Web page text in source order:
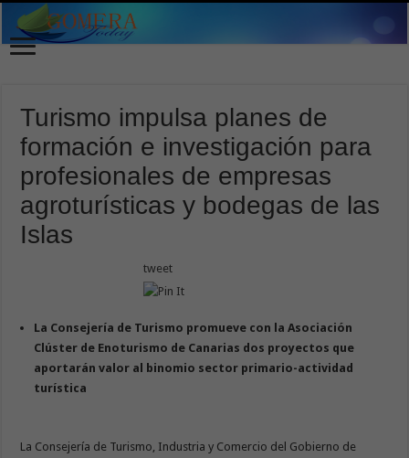
Turismo impulsa planes de
formación e investigación para
profesionales de empresas
agroturísticas y bodegas de las
Islas
tweet
La Consejería de Turismo promueve con la Asociación
Clúster de Enoturismo de Canarias dos proyectos que
aportarán valor al binomio sector primario-actividad
turística
La Consejería de Turismo, Industria y Comercio del Gobierno de